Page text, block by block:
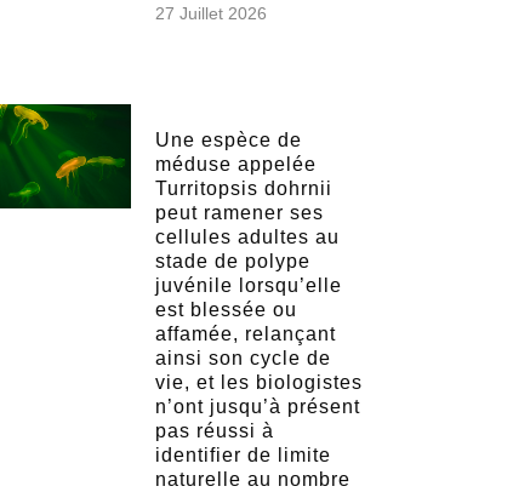
27 Juillet 2026
Une espèce de
méduse appelée
Turritopsis dohrnii
peut ramener ses
cellules adultes au
stade de polype
juvénile lorsqu’elle
est blessée ou
affamée, relançant
ainsi son cycle de
vie, et les biologistes
n’ont jusqu’à présent
pas réussi à
identifier de limite
naturelle au nombre